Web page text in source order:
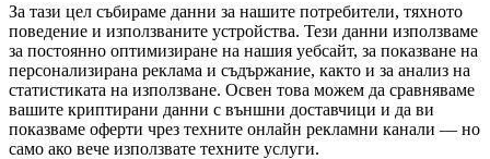
За тази цел събираме данни за нашите потребители, тяхното
поведение и използваните устройства. Тези данни използваме
за постоянно оптимизиране на нашия уебсайт, за показване на
персонализирана реклама и съдържание, както и за анализ на
статистиката на използване. Освен това можем да сравняваме
вашите криптирани данни с външни доставчици и да ви
показваме оферти чрез техните онлайн рекламни канали — но
само ако вече използвате техните услуги.